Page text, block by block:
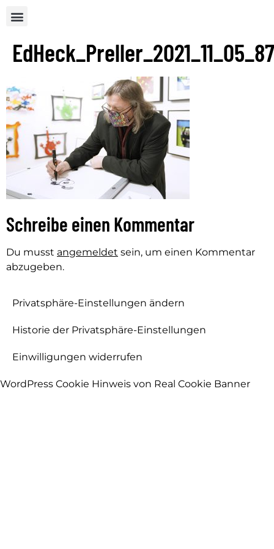
Schreibe einen Kommentar
Du musst angemeldet sein, um einen Kommentar
abzugeben.
Privatsphäre-Einstellungen ändern
Historie der Privatsphäre-Einstellungen
Einwilligungen widerrufen
WordPress Cookie Hinweis von Real Cookie Banner